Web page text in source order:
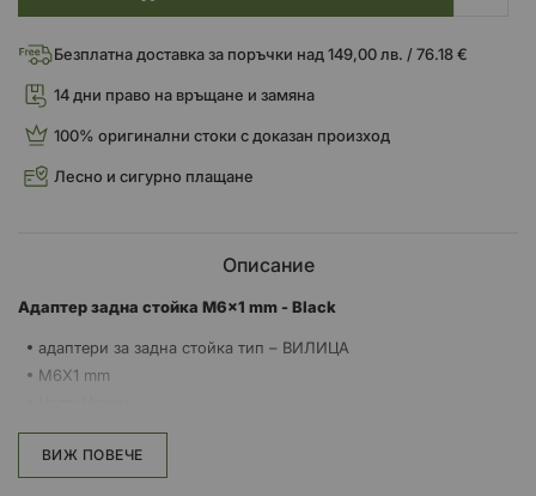
Безплатна доставка за поръчки над 149,00 лв. / 76.18 €
14 дни право на връщане и замяна
100% оригинални стоки с доказан произход
Лесно и сигурно плащане
Описание
Адаптер задна стойка M6x1 mm - Black
адаптери за задна стойка тип – ВИЛИЦА
M6X1 mm
ВИЖ ПОВЕЧЕ